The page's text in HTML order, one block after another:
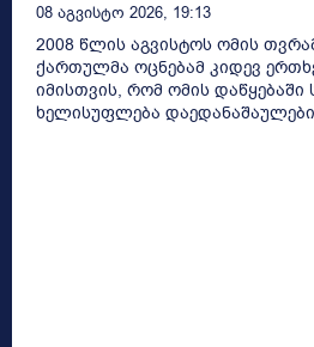
08 Აგვისტო 2026, 19:13
2008 წლის აგვისტოს ომის
ქართულმა ოცნებამ კიდევ
იმისთვის, რომ ომის
ხელისუფლება